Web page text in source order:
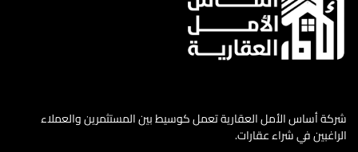
شركة أساس الأمل العقارية تعمل كوسيط بين المستثمرين والعملاء
الراغبين في شراء عقارات.